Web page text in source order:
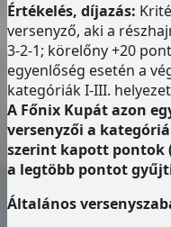
Értékelés, díjazás:
versenyző, aki a
3-2-1; körelőny +20
egyenlőség esetén a
kategóriák I-III.
A Főnix Kupát azon
versenyzői a
szerint kapott pontok
a legtöbb pontot
Általános